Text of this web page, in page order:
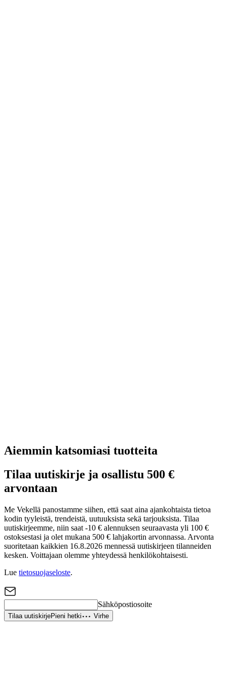
Aiemmin katsomiasi tuotteita
Tilaa uutiskirje ja osallistu 500 €
arvontaan
Me Vekellä panostamme siihen, että saat aina ajankohtaista tietoa
kodin tyyleistä, trendeistä, uutuuksista sekä tarjouksista. Tilaa
uutiskirjeemme, niin saat -10 € alennuksen seuraavasta yli 100 €
ostoksestasi ja olet mukana 500 € lahjakortin arvonnassa. Arvonta
suoritetaan kaikkien 16.8.2026 mennessä uutiskirjeen tilanneiden
kesken. Voittajaan olemme yhteydessä henkilökohtaisesti.
Lue tietosuojaseloste.
Sähköpostiosoite
Tilaa uutiskirjePieni hetki Virhe